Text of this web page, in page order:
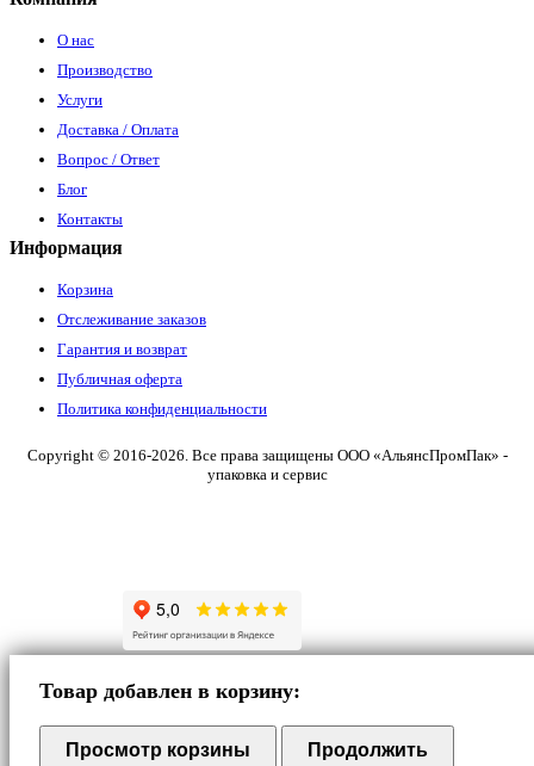
О нас
Производство
Услуги
Доставка / Оплата
Вопрос / Ответ
Блог
Контакты
Информация
Корзина
Отслеживание заказов
Гарантия и возврат
Публичная оферта
Политика конфиденциальности
Copyright © 2016-2026. Все права защищены ООО «АльянсПромПак» -
упаковка и сервис
Товар добавлен в корзину:
Просмотр корзины Продолжить